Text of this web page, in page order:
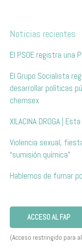
Noticias recientes
El PSOE registra una
El Grupo Socialista
desarrollar políticas
chemsex
XILACINA DROGA |
Violencia sexual,
“sumisión química”
Hablemos de fumar
ACCESO AL FAP
(Acceso restringido para